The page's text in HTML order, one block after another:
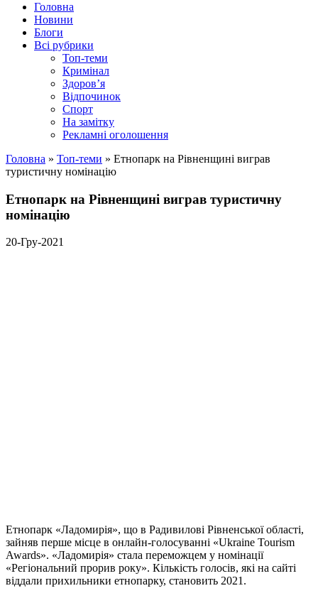
Головна
Новини
Блоги
Всі рубрики
Топ-теми
Кримінал
Здоров’я
Відпочинок
Спорт
На замітку
Рекламні оголошення
Головна » Топ-теми » Етнопарк на Рівненщині виграв
туристичну номінацію
Етнопарк на Рівненщині виграв туристичну
номінацію
20-Гру-2021
Етнопарк «Ладомирія», що в Радивилові Рівненської області,
зайняв перше місце в онлайн-голосуванні «Ukraine Tourism
Awards». «Ладомирія» стала переможцем у номінації
«Регіональний прорив року». Кількість голосів, які на сайті
віддали прихильники етнопарку, становить 2021.